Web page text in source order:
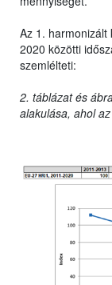
Az 1. harmonizált
2020 közötti
szemlélteti:
2. táblázat és
alakulása, ahol